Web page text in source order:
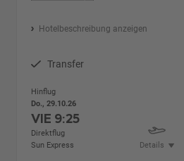
Hotelbeschreibung anzeigen
Transfer
Hinflug
Do., 29.10.26
VIE 9:25
Direktflug
Sun Express
Details